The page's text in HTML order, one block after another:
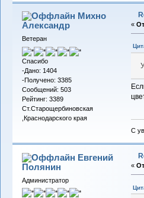
Михно
Александр
Ветеран
Спасибо
-Дано: 1404
-Получено: 3385
Сообщений: 503
Рейтинг: 3389
Ст.Старощербиновская
,Краснодарского края
«
С
Евгений
Полянин
Администратор
«